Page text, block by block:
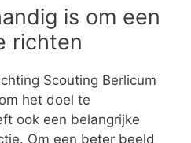
is om een
richten
Scouting Berlicum
het doel te
ook een belangrijke
Om een beter beeld